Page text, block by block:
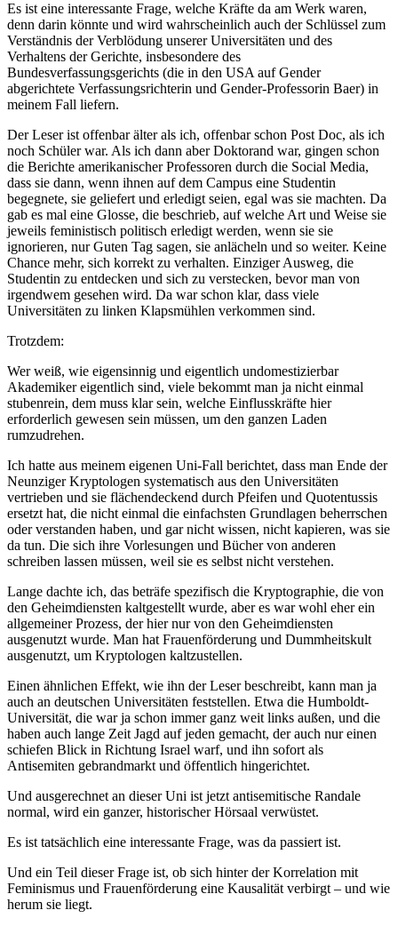
Es ist eine interessante Frage, welche Kräfte da am Werk waren,
denn darin könnte und wird wahrscheinlich auch der Schlüssel zum
Verständnis der Verblödung unserer Universitäten und des
Verhaltens der Gerichte, insbesondere des
Bundesverfassungsgerichts (die in den USA auf Gender
abgerichtete Verfassungsrichterin und Gender-Professorin Baer) in
meinem Fall liefern.
Der Leser ist offenbar älter als ich, offenbar schon Post Doc, als ich
noch Schüler war. Als ich dann aber Doktorand war, gingen schon
die Berichte amerikanischer Professoren durch die Social Media,
dass sie dann, wenn ihnen auf dem Campus eine Studentin
begegnete, sie geliefert und erledigt seien, egal was sie machten. Da
gab es mal eine Glosse, die beschrieb, auf welche Art und Weise sie
jeweils feministisch politisch erledigt werden, wenn sie sie
ignorieren, nur Guten Tag sagen, sie anlächeln und so weiter. Keine
Chance mehr, sich korrekt zu verhalten. Einziger Ausweg, die
Studentin zu entdecken und sich zu verstecken, bevor man von
irgendwem gesehen wird. Da war schon klar, dass viele
Universitäten zu linken Klapsmühlen verkommen sind.
Trotzdem:
Wer weiß, wie eigensinnig und eigentlich undomestizierbar
Akademiker eigentlich sind, viele bekommt man ja nicht einmal
stubenrein, dem muss klar sein, welche Einflusskräfte hier
erforderlich gewesen sein müssen, um den ganzen Laden
rumzudrehen.
Ich hatte aus meinem eigenen Uni-Fall berichtet, dass man Ende der
Neunziger Kryptologen systematisch aus den Universitäten
vertrieben und sie flächendeckend durch Pfeifen und Quotentussis
ersetzt hat, die nicht einmal die einfachsten Grundlagen beherrschen
oder verstanden haben, und gar nicht wissen, nicht kapieren, was sie
da tun. Die sich ihre Vorlesungen und Bücher von anderen
schreiben lassen müssen, weil sie es selbst nicht verstehen.
Lange dachte ich, das beträfe spezifisch die Kryptographie, die von
den Geheimdiensten kaltgestellt wurde, aber es war wohl eher ein
allgemeiner Prozess, der hier nur von den Geheimdiensten
ausgenutzt wurde. Man hat Frauenförderung und Dummheitskult
ausgenutzt, um Kryptologen kaltzustellen.
Einen ähnlichen Effekt, wie ihn der Leser beschreibt, kann man ja
auch an deutschen Universitäten feststellen. Etwa die Humboldt-
Universität, die war ja schon immer ganz weit links außen, und die
haben auch lange Zeit Jagd auf jeden gemacht, der auch nur einen
schiefen Blick in Richtung Israel warf, und ihn sofort als
Antisemiten gebrandmarkt und öffentlich hingerichtet.
Und ausgerechnet an dieser Uni ist jetzt antisemitische Randale
normal, wird ein ganzer, historischer Hörsaal verwüstet.
Es ist tatsächlich eine interessante Frage, was da passiert ist.
Und ein Teil dieser Frage ist, ob sich hinter der Korrelation mit
Feminismus und Frauenförderung eine Kausalität verbirgt – und wie
herum sie liegt.